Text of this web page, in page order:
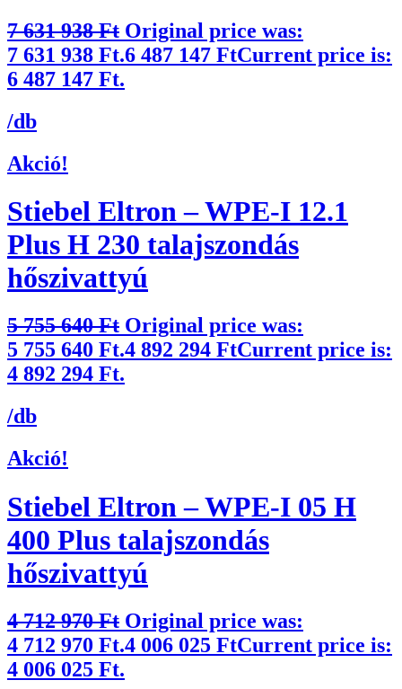
7 631 938Ft Original price was:
7 631 938 Ft.6 487 147 FtCurrent price is:
6 487 147 Ft.
/db
Akció!
Stiebel Eltron – WPE-I 12.1
Plus H 230 talajszondás
hőszivattyú
5 755 640Ft Original price was:
5 755 640 Ft.4 892 294 FtCurrent price is:
4 892 294 Ft.
/db
Akció!
Stiebel Eltron – WPE-I 05 H
400 Plus talajszondás
hőszivattyú
4 712 970Ft Original price was:
4 712 970 Ft.4 006 025 FtCurrent price is:
4 006 025 Ft.